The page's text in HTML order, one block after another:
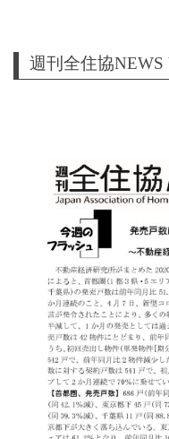
週刊全住協NEWS